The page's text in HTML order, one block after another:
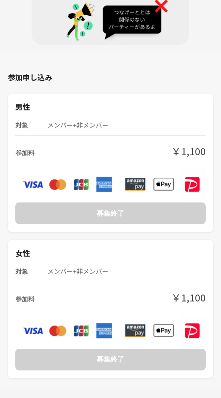
参加申し込み
男性
対象 メンバー+非メンバー
参加料 ￥1,100
募集終了
女性
対象 メンバー+非メンバー
参加料 ￥1,100
募集終了